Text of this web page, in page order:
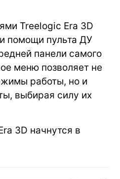
Treelogic Era 3D
помощи пульта ДУ
панели самого
меню позволяет не
работы, но и
выбирая силу их
3D начнутся в